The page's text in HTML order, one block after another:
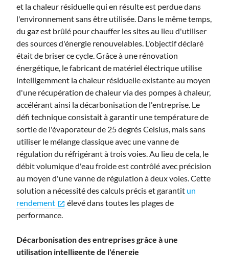
et la chaleur résiduelle qui en résulte est perdue dans
l'environnement sans être utilisée. Dans le même temps,
du gaz est brûlé pour chauffer les sites au lieu d'utiliser
des sources d'énergie renouvelables. L'objectif déclaré
était de briser ce cycle. Grâce à une rénovation
énergétique, le fabricant de matériel électrique utilise
intelligemment la chaleur résiduelle existante au moyen
d'une récupération de chaleur via des pompes à chaleur,
accélérant ainsi la décarbonisation de l'entreprise. Le
défi technique consistait à garantir une température de
sortie de l'évaporateur de 25 degrés Celsius, mais sans
utiliser le mélange classique avec une vanne de
régulation du réfrigérant à trois voies. Au lieu de cela, le
débit volumique d'eau froide est contrôlé avec précision
au moyen d'une vanne de régulation à deux voies. Cette
solution a nécessité des calculs précis et garantit un
rendement open_in_new élevé dans toutes les plages de
performance.
Décarbonisation des entreprises grâce à une
utilisation intelligente de l'énergie